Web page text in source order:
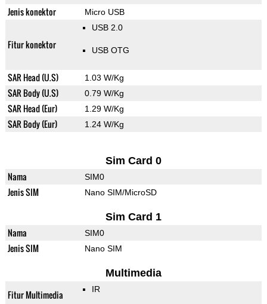
Jenis konektor Micro USB
Fitur konektor
USB 2.0
USB OTG
SAR Head (U.S) 1.03 W/Kg
SAR Body (U.S) 0.79 W/Kg
SAR Head (Eur) 1.29 W/Kg
SAR Body (Eur) 1.24 W/Kg
Sim Card 0
Nama SIM0
Jenis SIM Nano SIM/MicroSD
Sim Card 1
Nama SIM0
Jenis SIM Nano SIM
Multimedia
Fitur Multimedia IR